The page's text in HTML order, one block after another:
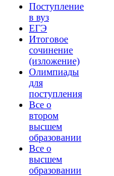
Поступление
в вуз
ЕГЭ
Итоговое
сочинение
(изложение)
Олимпиады
для
поступления
Все о
втором
высшем
образовании
Все о
высшем
образовании